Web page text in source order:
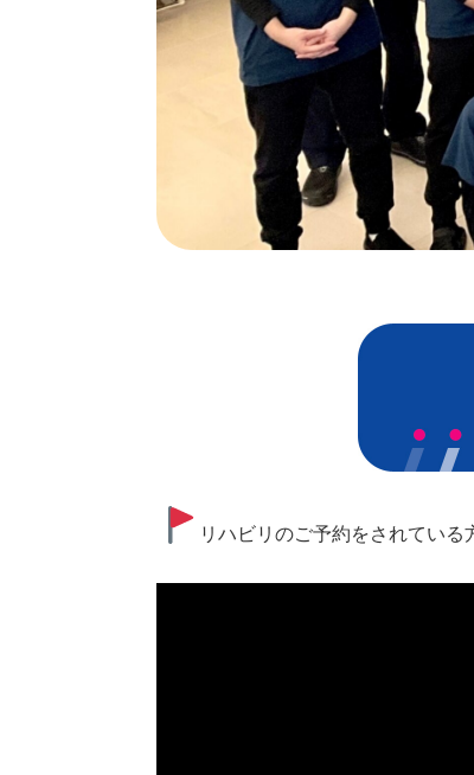
リハビリのご予約をされている